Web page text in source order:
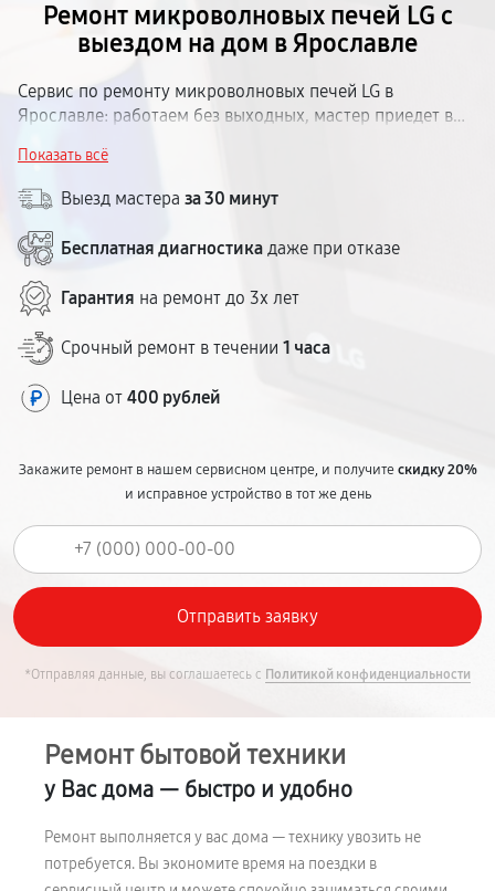
Ремонт микроволновых печей LG с
выездом на дом в Ярославле
Сервис по ремонту микроволновых печей LG в
Ярославле: работаем без выходных, мастер приедет в
1 года, цена согласовывается заранее.
Показать всё
Выезд мастера за 30 минут
Бесплатная диагностика даже при отказе
Гарантия на ремонт до 3х лет
Срочный ремонт в течении 1 часа
Цена от 400 рублей
Закажите ремонт в нашем сервисном центре, и получитескидку 20%
и исправное устройство в тот же день
*Отправляя данные, вы соглашаетесь с Политикой конфиденциальности
Ремонт бытовой техники
у Вас дома — быстро и удобно
Ремонт выполняется у вас дома — технику увозить не
потребуется. Вы экономите время на поездки в